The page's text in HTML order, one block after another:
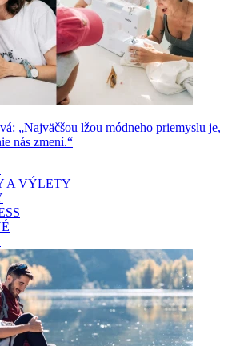
„Najväčšou lžou módneho priemyslu je,
nás zmení.“
A VÝLETY